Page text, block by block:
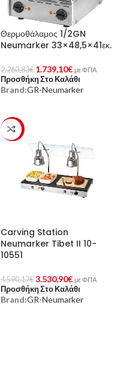
Θερμοθάλαμος 1/2GN
Neumarker 33×48,5×41εκ.
2.260,83€ 1.739,10€ με ΦΠΑ
Προσθήκη Στο Καλάθι
Brand:GR-Neumarker
-23%
Carving Station
Neumarker Tibet II 10-
10551
4.590,17€ 3.530,90€ με ΦΠΑ
Προσθήκη Στο Καλάθι
Brand:GR-Neumarker